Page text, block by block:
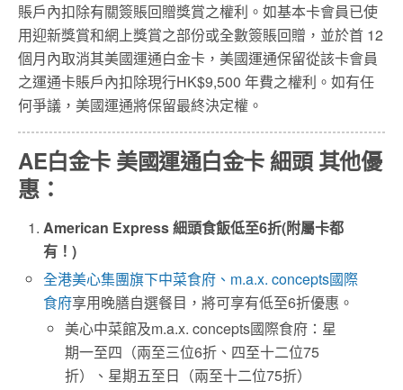
賬戶內扣除有關簽賬回贈獎賞之權利。如基本卡會員已使
用迎新獎賞和網上獎賞之部份或全數簽賬回贈，並於首 12
個月內取消其美國運通白金卡，美國運通保留從該卡會員
之運通卡賬戶內扣除現行HK$9,500 年費之權利。如有任
何爭議，美國運通將保留最終決定權。
AE白金卡 美國運通白金卡細頭 其他優
惠：
American Express細頭食飯低至6折(附屬卡都
有！)
全港美心集團旗下中菜食府、m.a.x. concepts國際
食府享用晚膳自選餐目，將可享有低至6折優惠。
美心中菜館及m.a.x. concepts國際食府：星
期一至四（兩至三位6折、四至十二位75
折）、星期五至日（兩至十二位75折）